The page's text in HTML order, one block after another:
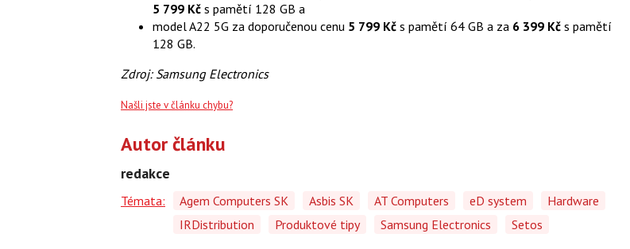
5 799 Kč s pamětí 128 GB a
model A22 5G za doporučenou cenu 5 799 Kč s pamětí 64 GB a za 6 399 Kč s pamětí
128 GB.
Zdroj: Samsung Electronics
Našli jste v článku chybu?
Autor článku
redakce
Témata: Agem Computers SK Asbis SK AT Computers eD system
Hardware
IRDistribution
Produktové tipy Samsung Electronics Setos